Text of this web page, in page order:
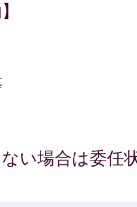
い場合は委任